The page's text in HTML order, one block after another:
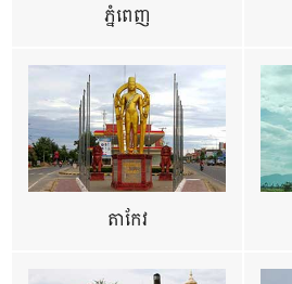
ភ្នំពេញ
តាកែវ